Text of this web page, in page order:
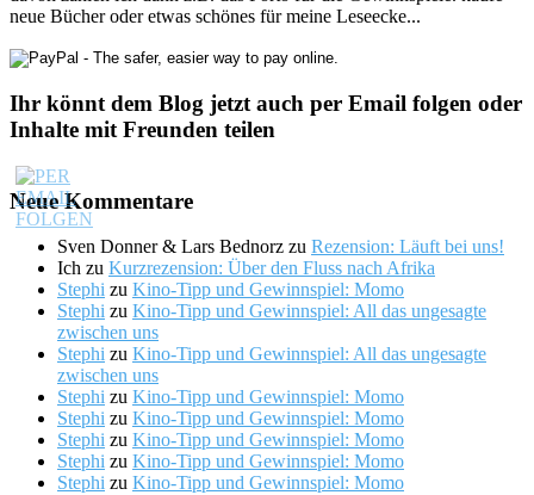
neue Bücher oder etwas schönes für meine Leseecke...
Ihr könnt dem Blog jetzt auch per Email folgen oder
Inhalte mit Freunden teilen
Neue Kommentare
Sven Donner & Lars Bednorz zu Rezension: Läuft bei uns!
Ich zu Kurzrezension: Über den Fluss nach Afrika
Stephi zu Kino-Tipp und Gewinnspiel: Momo
Stephi zu Kino-Tipp und Gewinnspiel: All das ungesagte
zwischen uns
Stephi zu Kino-Tipp und Gewinnspiel: All das ungesagte
zwischen uns
Stephi zu Kino-Tipp und Gewinnspiel: Momo
Stephi zu Kino-Tipp und Gewinnspiel: Momo
Stephi zu Kino-Tipp und Gewinnspiel: Momo
Stephi zu Kino-Tipp und Gewinnspiel: Momo
Stephi zu Kino-Tipp und Gewinnspiel: Momo